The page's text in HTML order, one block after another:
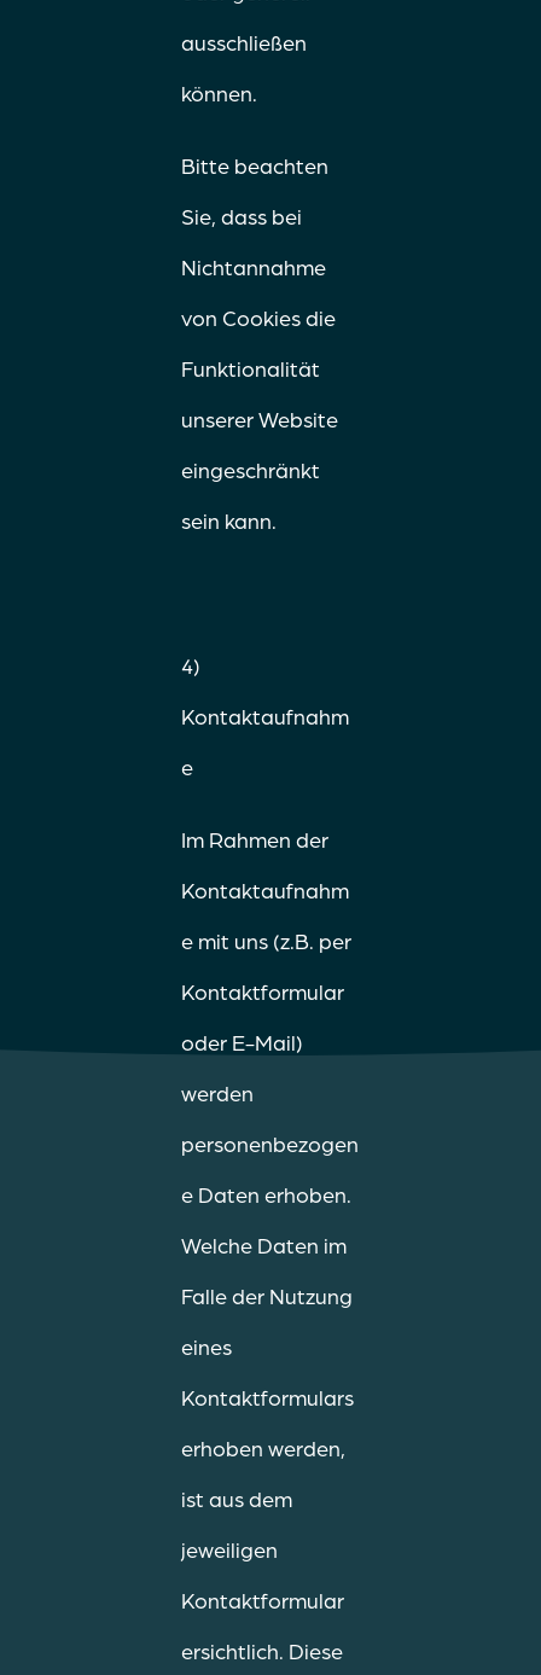
ausschließen
können.
Bitte beachten
Sie, dass bei
Nichtannahme
von Cookies die
Funktionalität
unserer Website
eingeschränkt
sein kann.
4)
Kontaktaufnahm
e
Im Rahmen der
Kontaktaufnahm
e mit uns (z.B. per
Kontaktformular
oder E-Mail)
werden
personenbezogen
e Daten erhoben.
Welche Daten im
Falle der Nutzung
eines
Kontaktformulars
erhoben werden,
ist aus dem
jeweiligen
Kontaktformular
ersichtlich. Diese